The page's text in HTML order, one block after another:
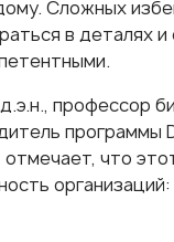
Сложных
в деталях и
д.э.н., профессор
программы
что
организаций: